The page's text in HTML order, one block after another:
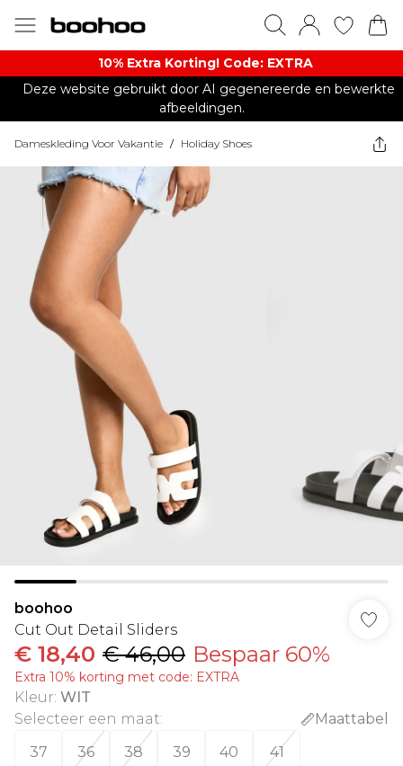
10% Extra Korting! Code: EXTRA​
Deze website gebruikt door AI gegenereerde en bewerkte
afbeeldingen.
Dameskleding Voor Vakantie / Holiday Shoes
boohoo
Cut Out Detail Sliders
€ 18,40 € 46,00 Bespaar 60%
Extra 10% korting met code: EXTRA
Kleur: WIT
Selecteer een maat:
Maattabel
37
36 38 39 40 41